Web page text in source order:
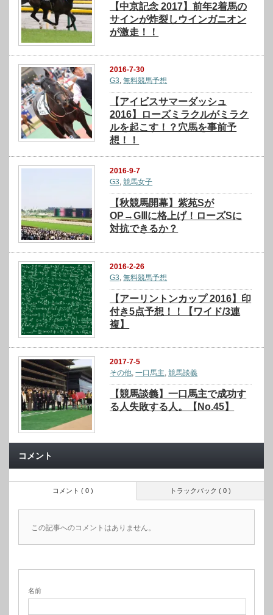
【中京記念 2017】前年2着馬の
サインが炸裂しウインガニオン
が激走！！
2016-7-30
G3,無料競馬予想
【アイビスサマーダッシュ
2016】ローズミラクルがミラク
ルを起こす！？穴馬を事前予
想！！
2016-9-7
G3,競馬女子
【秋競馬開幕】紫苑Sが
OP→GⅢに格上げ！ローズSに
対抗できるか？
2016-2-26
G3 ,無料競馬予想
【アーリントンカップ 2016】印
付き5点予想！！【ワイド/3連
複】
2017-7-5
その他,一口馬主,競馬談義
【競馬談義】一口馬主で成功す
る人失敗する人。【No.45】
コメント
トラックバック ( 0 )
コメント ( 0 )
この記事へのコメントはありません。
名前